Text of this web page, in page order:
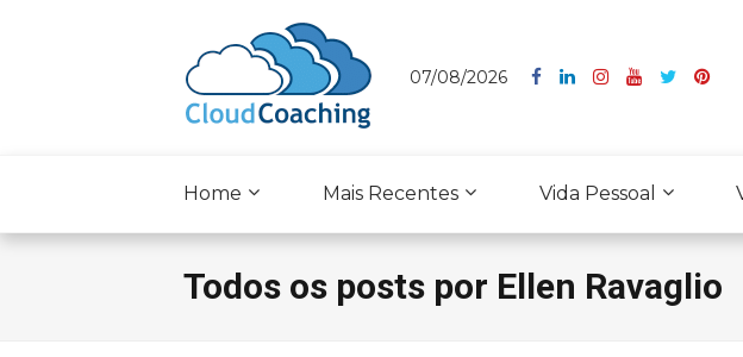
07/08/2026
Home Mais Recentes Vida Pessoal
Todos os posts por Ellen Ravaglio